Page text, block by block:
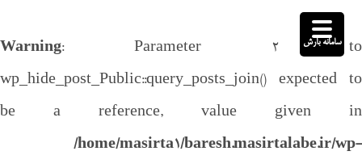
Warning: Parameter 2 to
wp_hide_post_Public::query_posts_join() expected to
be a reference, value given in
/home/masirta1/baresh.masirtalabe.ir/wp-
سامانه بارش